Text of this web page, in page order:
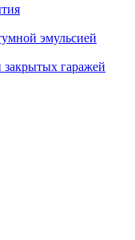
эмульсией
закрытых гаражей